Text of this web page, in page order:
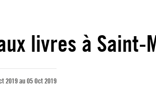
livres à Saint-
2019 au 05 Oct 2019